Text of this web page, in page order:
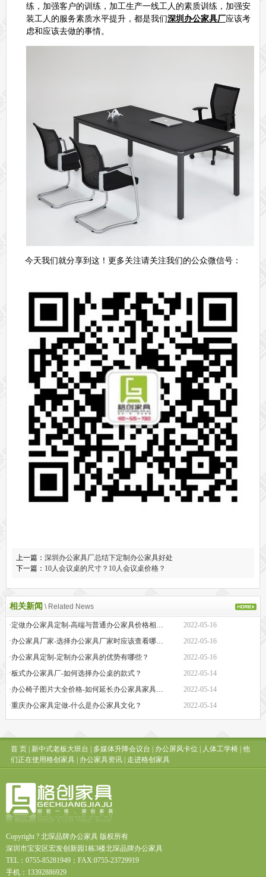
练，加强客户的训练，加工生产一线工人的素质训练，加强安
装工人的服务素质水平提升，都是我们深圳办公家具厂应该考
虑和应该去做的事情。
今天我们就分享到这！更多关注请关注我们的公众微信号：
上一篇： 深圳办公家具厂总结下定制办公家具好处
下一篇： 10人会议桌的尺寸？10人会议桌价格？
相关新闻 \ Related News
·定做办公家具定制-高端与普通办公家具价格相差巨大的原因是什么？
2022-05-16
·办公家具厂家-选择办公家具厂家时应该查看哪些方面？
2022-05-16
·办公家具定制-定制办公家具的优势有哪些？
2022-05-16
·板式办公家具厂-如何选择办公桌的款式？
2022-05-14
·办公椅子图片大全价格-如何延长办公家具家具的保质期？
2022-05-14
·重庆办公家具定做-什么是办公家具文化？
2022-05-14
首 页| 新中式老板大班台 多媒体升降会议台 办公屏风卡位 人体工学椅| 他
们正在使用格创家具| 办公家具资讯| 走进格创家具
Copyright ? 北琛品牌办公家具 版权所有
深圳市宝安区宏发创新园1栋3楼北琛品牌办公家具
TEL：0755-85281949；FAX:0755-23729919
手机：13392886929